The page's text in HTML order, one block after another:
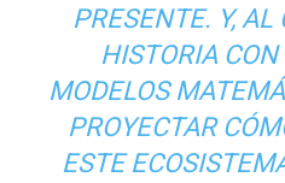
PRESENTE. Y,
HISTORIA
MODELOS
PROYECTAR
ESTE